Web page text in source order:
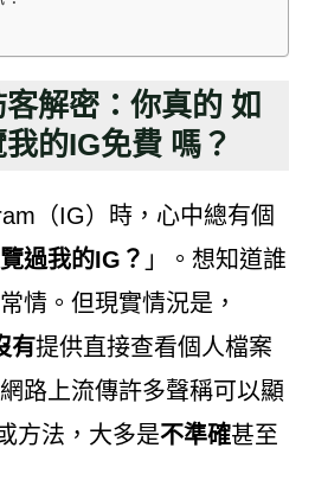
解密：你真的 如
的IG免費 嗎？
（IG）時，心中總有個
過我的IG？ 」。想知道誰
情。但現實情況是，
有提供直接查看個人檔案
路上流傳許多聲稱可以顯
方法，大多是不準確甚至